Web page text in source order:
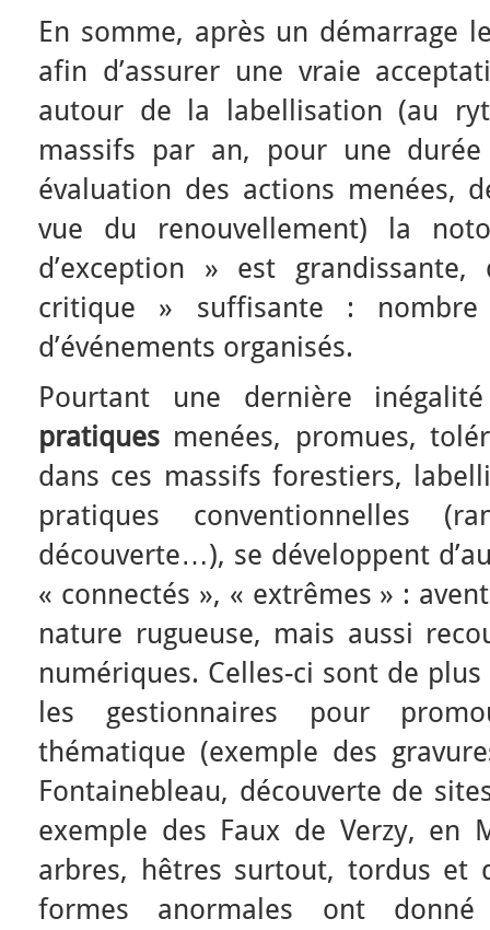
En somme, après un démarrage
afin d’assurer une vraie
autour de la labellisation (au
massifs par an, pour une
évaluation des actions menées,
vue du renouvellement) la
d’exception » est
critique » suffisante : nombre
d’événements organisés.
Pourtant une dernière
pratiques menées, promues,
dans ces massifs forestiers,
pratiques conventionnelles
découverte…), se développent
« connectés », « extrêmes » :
nature rugueuse, mais aussi
numériques. Celles-ci sont de
les gestionnaires pour
thématique (exemple des
Fontainebleau, découverte de
exemple des Faux de Verzy, en
arbres, hêtres surtout, tordus et
formes anormales ont